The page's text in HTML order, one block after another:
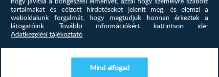
Gaba GMDW-45W mosogatógép
tartalmakat és célzott hirdetéseket jelenít meg, és elemzi a
weboldalunk forgalmát, hogy megtudjuk honnan érkeztek a
látogatóink.
További információkért kattintson ide:
Adatkezelési tájékoztató
Mind elfogad